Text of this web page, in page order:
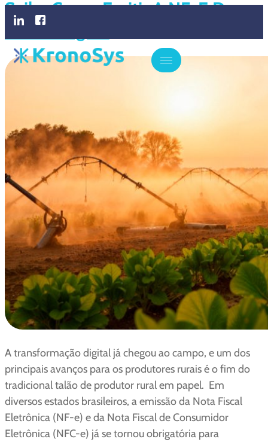
Saiba Como Emitir A NF-E De
Forma Digital
A transformação digital já chegou ao campo, e um dos
principais avanços para os produtores rurais é o fim do
tradicional talão de produtor rural em papel. Em
diversos estados brasileiros, a emissão da Nota Fiscal
Eletrônica (NF-e) e da Nota Fiscal de Consumidor
Eletrônica (NFC-e) já se tornou obrigatória para